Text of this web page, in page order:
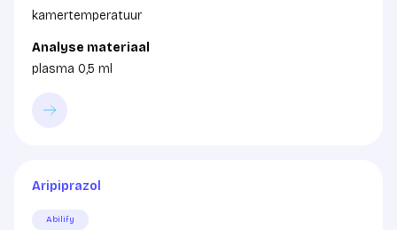
kamertemperatuur
Analyse materiaal
plasma 0,5 ml
Aripiprazol
Abilify